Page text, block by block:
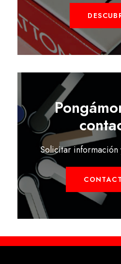
Solicitar información